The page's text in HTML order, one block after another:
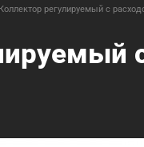
Коллектор регулируемый с